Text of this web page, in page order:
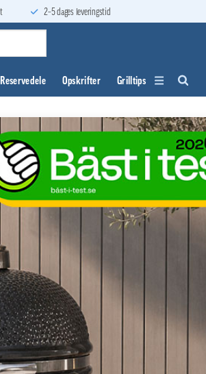
2–5 dages leveringstid
Reservedele Opskrifter Grilltips